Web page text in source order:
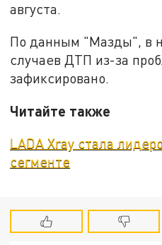
августа.
По данным "Мазды", в
случаев ДТП из-за
зафиксировано.
Читайте также
LADA Xray стала
сегменте